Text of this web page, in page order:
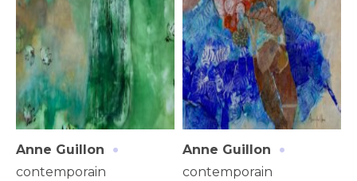
Anne Guillon ·
contemporain
Anne Guillon ·
contemporain